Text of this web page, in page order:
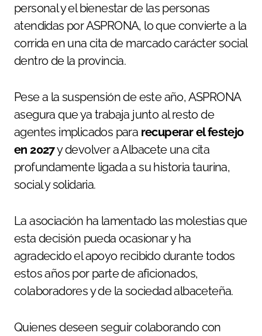
personal y el bienestar de las personas
atendidas por ASPRONA, lo que convierte a la
corrida en una cita de marcado carácter social
dentro de la provincia.
Pese a la suspensión de este año, ASPRONA
asegura que ya trabaja junto al resto de
agentes implicados para recuperar el festejo
en 2027y devolver a Albacete una cita
profundamente ligada a su historia taurina,
social y solidaria.
La asociación ha lamentado las molestias que
esta decisión pueda ocasionar y ha
agradecido el apoyo recibido durante todos
estos años por parte de aficionados,
colaboradores y de la sociedad albaceteña.
Quienes deseen seguir colaborando con